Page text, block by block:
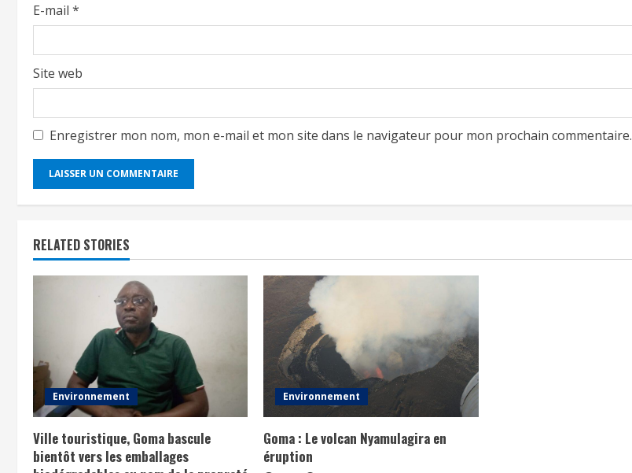
E-mail *
Site web
Enregistrer mon nom, mon e-mail et mon site dans le navigateur pour mon prochain commentaire.
RELATED STORIES
Environnement
Ville touristique, Goma bascule
bientôt vers les emballages
Environnement
Goma : Le volcan Nyamulagira en
éruption